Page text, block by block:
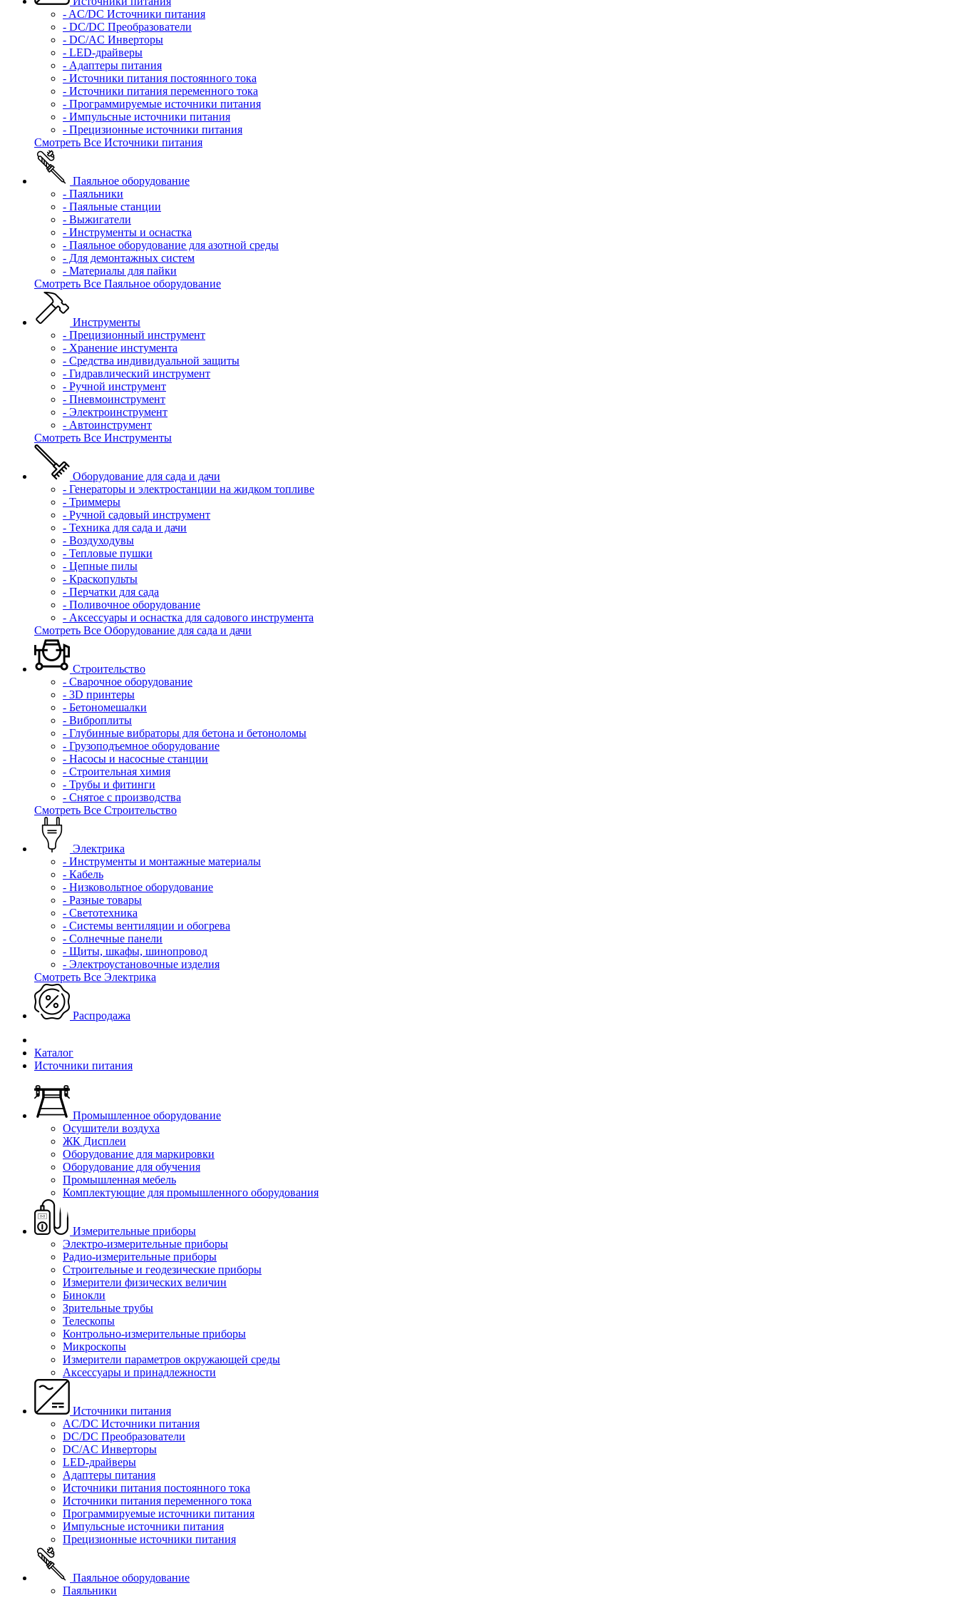
- AC/DC Источники питания
- DC/DC Преобразователи
- DC/AC Инверторы
- LED-драйверы
- Адаптеры питания
- Источники питания постоянного тока
- Источники питания переменного тока
- Программируемые источники питания
- Импульсные источники питания
- Прецизионные источники питания
Смотреть Все Источники питания
Паяльное оборудование
- Паяльники
- Паяльные станции
- Выжигатели
- Инструменты и оснастка
- Паяльное оборудование для азотной среды
- Для демонтажных систем
- Материалы для пайки
Смотреть Все Паяльное оборудование
Инструменты
- Прецизионный инструмент
- Хранение инстумента
- Средства индивидуальной защиты
- Гидравлический инструмент
- Ручной инструмент
- Пневмоинструмент
- Электроинструмент
- Автоинструмент
Смотреть Все Инструменты
Оборудование для сада и дачи
- Генераторы и электростанции на жидком топливе
- Триммеры
- Ручной садовый инструмент
- Техника для сада и дачи
- Воздуходувы
- Тепловые пушки
- Цепные пилы
- Краскопульты
- Перчатки для сада
- Поливочное оборудование
- Аксессуары и оснастка для садового инструмента
Смотреть Все Оборудование для сада и дачи
Строительство
- Сварочное оборудование
- 3D принтеры
- Бетономешалки
- Виброплиты
- Глубинные вибраторы для бетона и бетоноломы
- Грузоподъемное оборудование
- Насосы и насосные станции
- Строительная химия
- Трубы и фитинги
- Снятое с производства
Смотреть Все Строительство
Электрика
- Инструменты и монтажные материалы
- Кабель
- Низковольтное оборудование
- Разные товары
- Светотехника
- Системы вентиляции и обогрева
- Солнечные панели
- Щиты, шкафы, шинопровод
- Электроустановочные изделия
Смотреть Все Электрика
Распродажа
Каталог
Источники питания
Промышленное оборудование
Осушители воздуха
ЖК Дисплеи
Оборудование для маркировки
Оборудование для обучения
Промышленная мебель
Комплектующие для промышленного оборудования
Измерительные приборы
Электро-измерительные приборы
Радио-измерительные приборы
Строительные и геодезические приборы
Измерители физических величин
Бинокли
Зрительные трубы
Телескопы
Контрольно-измерительные приборы
Микроскопы
Измерители параметров окружающей среды
Аксессуары и принадлежности
Источники питания
AC/DC Источники питания
DC/DC Преобразователи
DC/AC Инверторы
LED-драйверы
Адаптеры питания
Источники питания постоянного тока
Источники питания переменного тока
Программируемые источники питания
Импульсные источники питания
Прецизионные источники питания
Паяльное оборудование
Паяльники